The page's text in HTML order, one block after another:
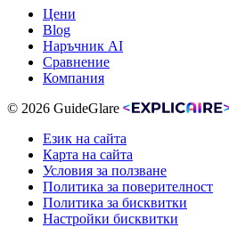
Цени
Blog
Наръчник AI
Сравнение
Компания
© 2026 GuideGlare
Език на сайта
Карта на сайта
Условия за ползване
Политика за поверителност
Политика за бисквитки
Настройки бисквитки